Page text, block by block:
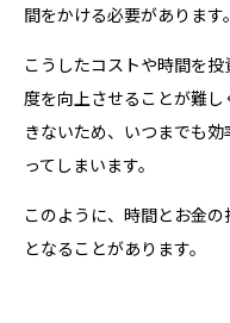
間をかける必要があります。
こうしたコストや時間を
度を向上させることが難
きないため、いつまでも
ってしまいます。
このように、時間とお金
となることがあります。